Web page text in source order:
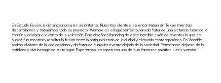
En Estudio Fusión, la distancia nunca es un limitante. Nuestros clientes se encontraban en Texas mientras
desarrollamos y trabajamos todo su proyecto. Womble es el lugar perfecto para disfrutar de una estancia fuera de lo
común y celebrar el evento de su elección. Para diseñar el branding de este increíble salón de eventos lo que se
buscó fue mostrar y resaltar la fusión entre la antigua historia de la ciudad y el mundo contemporáneo. En Womble
podrás olvidarte de la vida cotidiana y disfrutar de cualquier evento alejado de la sociedad. Permítanse alejarse de lo
cotidiano y vivir la magia de este lugar. Esperemos se topen con uno de sus famosos pajaritos. Let’s womble!